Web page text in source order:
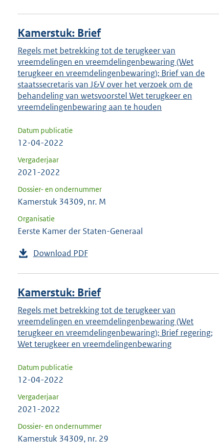
Kamerstuk: Brief
Regels met betrekking tot de terugkeer van
vreemdelingen en vreemdelingenbewaring (Wet
terugkeer en vreemdelingenbewaring); Brief van de
staatssecretaris van J&V over het verzoek om de
behandeling van wetsvoorstel Wet terugkeer en
vreemdelingenbewaring aan te houden
Datum publicatie
12-04-2022
Vergaderjaar
2021-2022
Dossier- en ondernummer
Kamerstuk 34309, nr. M
Organisatie
Eerste Kamer der Staten-Generaal
Download PDF
Kamerstuk: Brief
Regels met betrekking tot de terugkeer van
vreemdelingen en vreemdelingenbewaring (Wet
terugkeer en vreemdelingenbewaring); Brief regering;
Wet terugkeer en vreemdelingenbewaring
Datum publicatie
12-04-2022
Vergaderjaar
2021-2022
Dossier- en ondernummer
Kamerstuk 34309, nr. 29